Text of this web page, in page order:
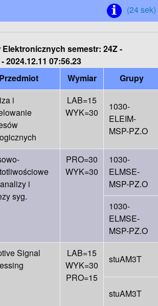
(23 sek)
semestr: 24Z -
2024.12.11 07:56.23
Przedmiot Wymiar
Grupy
i
LAB=15
WYK=30
1030-
ELEIM-
MSP-PZ.O
i
syg.
PRO=30
WYK=30
1030-
ELMSE-
MSP-PZ.O
1030-
ELMSE-
MSP-PZ.O
Signal
LAB=15
WYK=30
PRO=15
stuAM3T
stuAM3T